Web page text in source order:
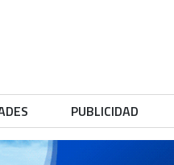
PUBLICIDAD